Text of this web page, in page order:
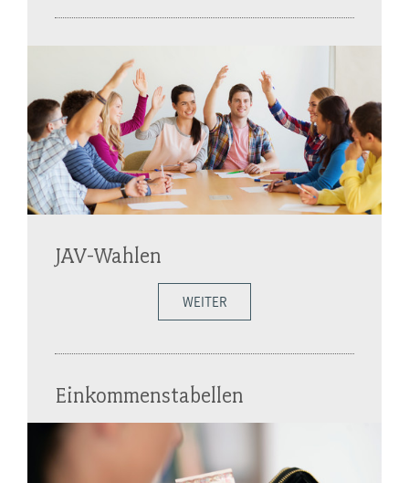
JAV-Wahlen
WEITER
Einkommenstabellen